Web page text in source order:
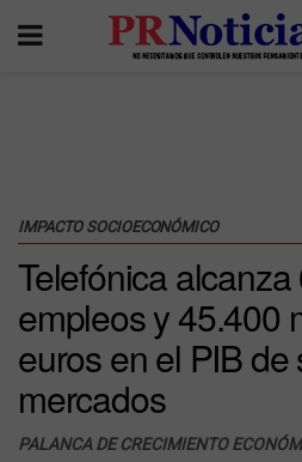
IMPACTO SOCIOECONÓMICO
Telefónica
empleos y 45.400
euros en el PIB
mercados
PALANCA DE CRECIMIENTO